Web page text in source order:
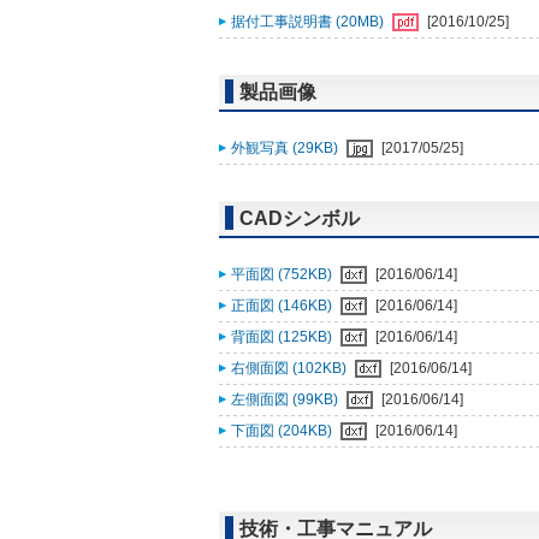
据付工事説明書 (20MB) [2016/10/25]
製品画像
外観写真 (29KB) [2017/05/25]
CADシンボル
平面図 (752KB)
[2016/06/14]
正面図 (146KB)
[2016/06/14]
背面図 (125KB)
[2016/06/14]
右側面図 (102KB)
[2016/06/14]
左側面図 (99KB)
[2016/06/14]
下面図 (204KB)
[2016/06/14]
技術・工事マニュアル